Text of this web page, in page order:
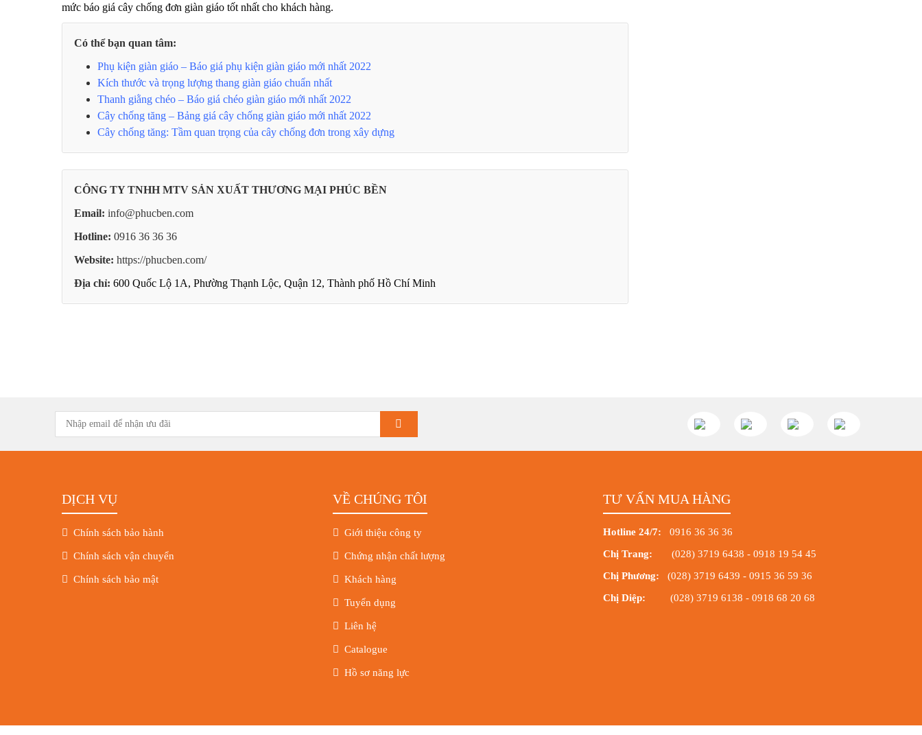
mức báo giá cây chống đơn giàn giáo tốt nhất cho khách hàng.
Có thể bạn quan tâm:
Phụ kiện giàn giáo – Báo giá phụ kiện giàn giáo mới nhất 2022
Kích thước và trọng lượng thang giàn giáo chuẩn nhất
Thanh giằng chéo – Báo giá chéo giàn giáo mới nhất 2022
Cây chống tăng – Bảng giá cây chống giàn giáo mới nhất 2022
Cây chống tăng: Tầm quan trọng của cây chống đơn trong xây dựng
CÔNG TY TNHH MTV SẢN XUẤT THƯƠNG MẠI PHÚC BỀN
Email: info@phucben.com
Hotline: 0916 36 36 36
Website: https://phucben.com/
Địa chỉ: 600 Quốc Lộ 1A, Phường Thạnh Lộc, Quận 12, Thành phố Hồ Chí Minh
DỊCH VỤ
Chính sách bảo hành
Chính sách vận chuyển
Chính sách bảo mật
VỀ CHÚNG TÔI
Giới thiệu công ty
Chứng nhận chất lượng
Khách hàng
Tuyển dụng
Liên hệ
Catalogue
Hồ sơ năng lực
TƯ VẤN MUA HÀNG
Hotline 24/7:
0916 36 36 36
Chị Trang:
(028) 3719 6438 -0918 19 54 45
Chị Phương:
(028) 3719 6439 - 0915 36 59 36
Chị Diệp:
(028) 3719 6138 -0918 68 20 68